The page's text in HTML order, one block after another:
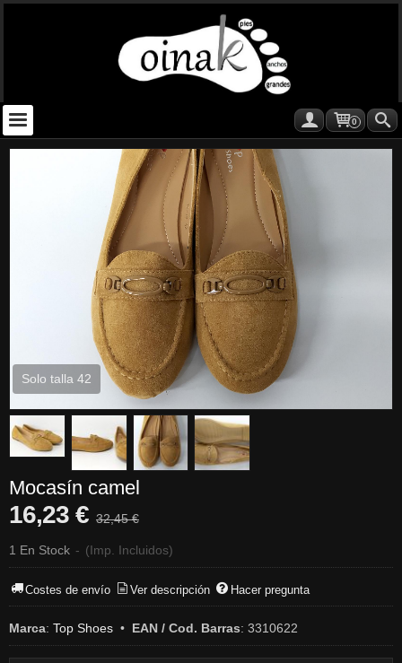
0
Solo talla 42
Mocasín camel
16,23 € 32,45 €
1 En Stock - (Imp. Incluidos)
Costes de envío Ver descripción Hacer pregunta
Marca: Top Shoes • EAN / Cod. Barras: 3310622